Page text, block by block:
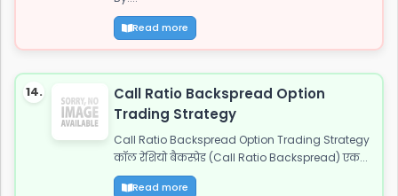
Read more
14.
Call Ratio Backspread Option
Trading Strategy
Call Ratio Backspread Option Trading Strategy
कॉल रेशियो बैकस्प्रेड (Call Ratio Backspread) एक...
Read more